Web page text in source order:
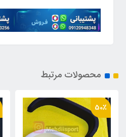
محصولات مرتبط
49٪